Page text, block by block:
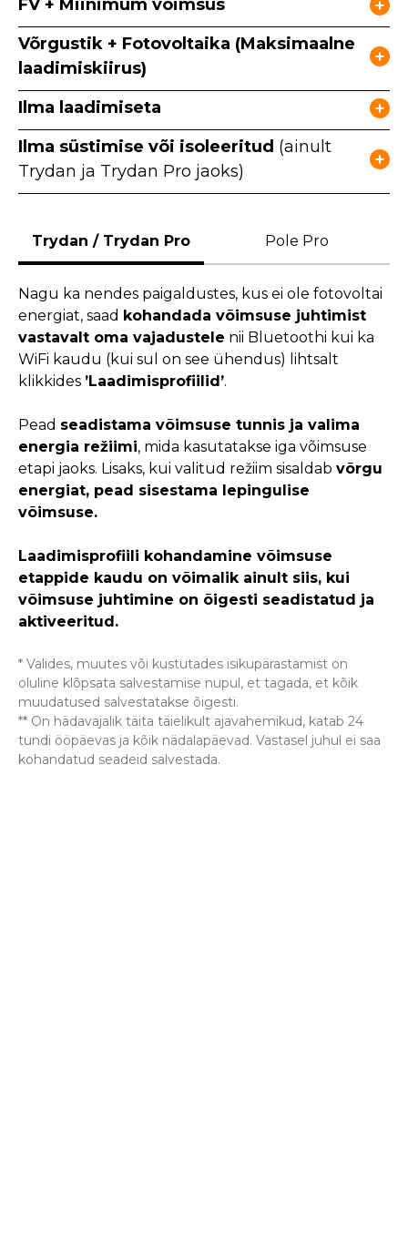
FV + Miinimum võimsus
Võrgustik + Fotovoltaika (Maksimaalne
laadimiskiirus)
Ilma laadimiseta
Ilma süstimise või isoleeritud (ainult
Trydan ja Trydan Pro jaoks)
Trydan / Trydan Pro Pole Pro
Nagu ka nendes paigaldustes, kus ei ole fotovoltai
energiat, saad kohandada võimsuse juhtimist
vastavalt oma vajadustele nii Bluetoothi kui ka
WiFi kaudu (kui sul on see ühendus) lihtsalt
klikkides ’Laadimisprofiilid’.
Pead seadistama võimsuse tunnis ja valima
energia režiimi, mida kasutatakse iga võimsuse
etapi jaoks. Lisaks, kui valitud režiim sisaldab võrgu
energiat, pead sisestama lepingulise
võimsuse.
Laadimisprofiili kohandamine võimsuse
etappide kaudu on võimalik ainult siis, kui
võimsuse juhtimine on õigesti seadistatud ja
aktiveeritud.
* Valides, muutes või kustutades isikupärastamist on
oluline klõpsata salvestamise nupul, et tagada, et kõik
muudatused salvestatakse õigesti.
** On hädavajalik täita täielikult ajavahemikud, katab 24
tundi ööpäevas ja kõik nädalapäevad. Vastasel juhul ei saa
kohandatud seadeid salvestada.